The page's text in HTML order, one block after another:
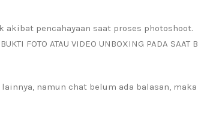
pencahayaan saat proses photoshoot.
FOTO ATAU VIDEO UNBOXING PADA
namun chat belum ada balasan,